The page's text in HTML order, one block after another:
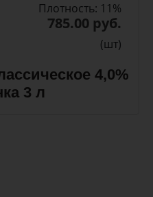
Плотность: 11%
785.00 руб.
(шт)
4,0%
3 л